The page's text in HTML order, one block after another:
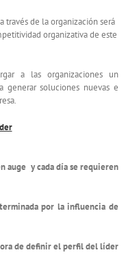
través de la organización será
organizativa de este
a las organizaciones un
generar soluciones nuevas e
auge y cada día se requieren
por la influencia de
de definir el perfil del líder